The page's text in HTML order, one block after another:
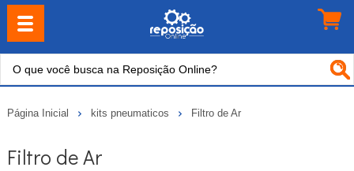
Página Inicial kits pneumaticos Filtro de Ar
Filtro de Ar